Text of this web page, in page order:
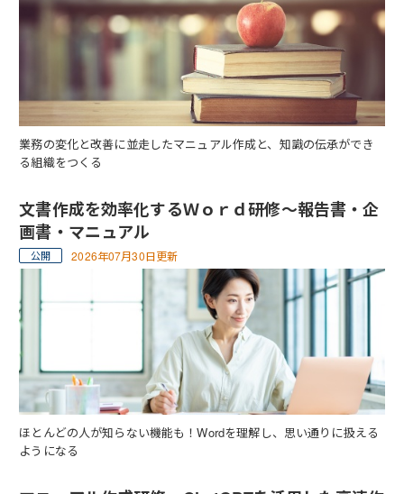
業務の変化と改善に並走したマニュアル作成と、知識の伝承ができ
る組織をつくる
文書作成を効率化するＷｏｒｄ研修～報告書・企
画書・マニュアル
2026年07月30日更新
ほとんどの人が知らない機能も！Wordを理解し、思い通りに扱える
ようになる